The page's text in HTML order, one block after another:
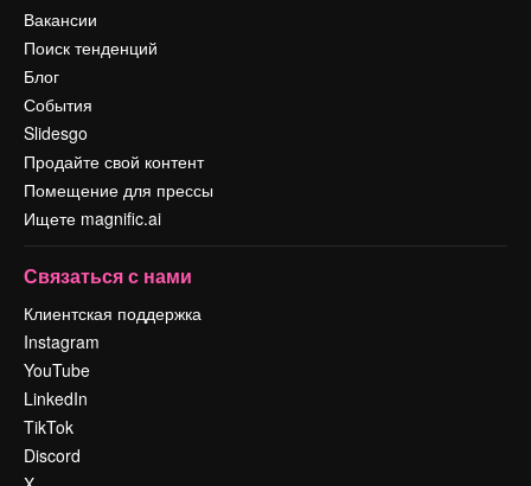
Вакансии
Поиск тенденций
Блог
События
Slidesgo
Продайте свой контент
Помещение для прессы
Ищете magnific.ai
Связаться с нами
Клиентская поддержка
Instagram
YouTube
LinkedIn
TikTok
Discord